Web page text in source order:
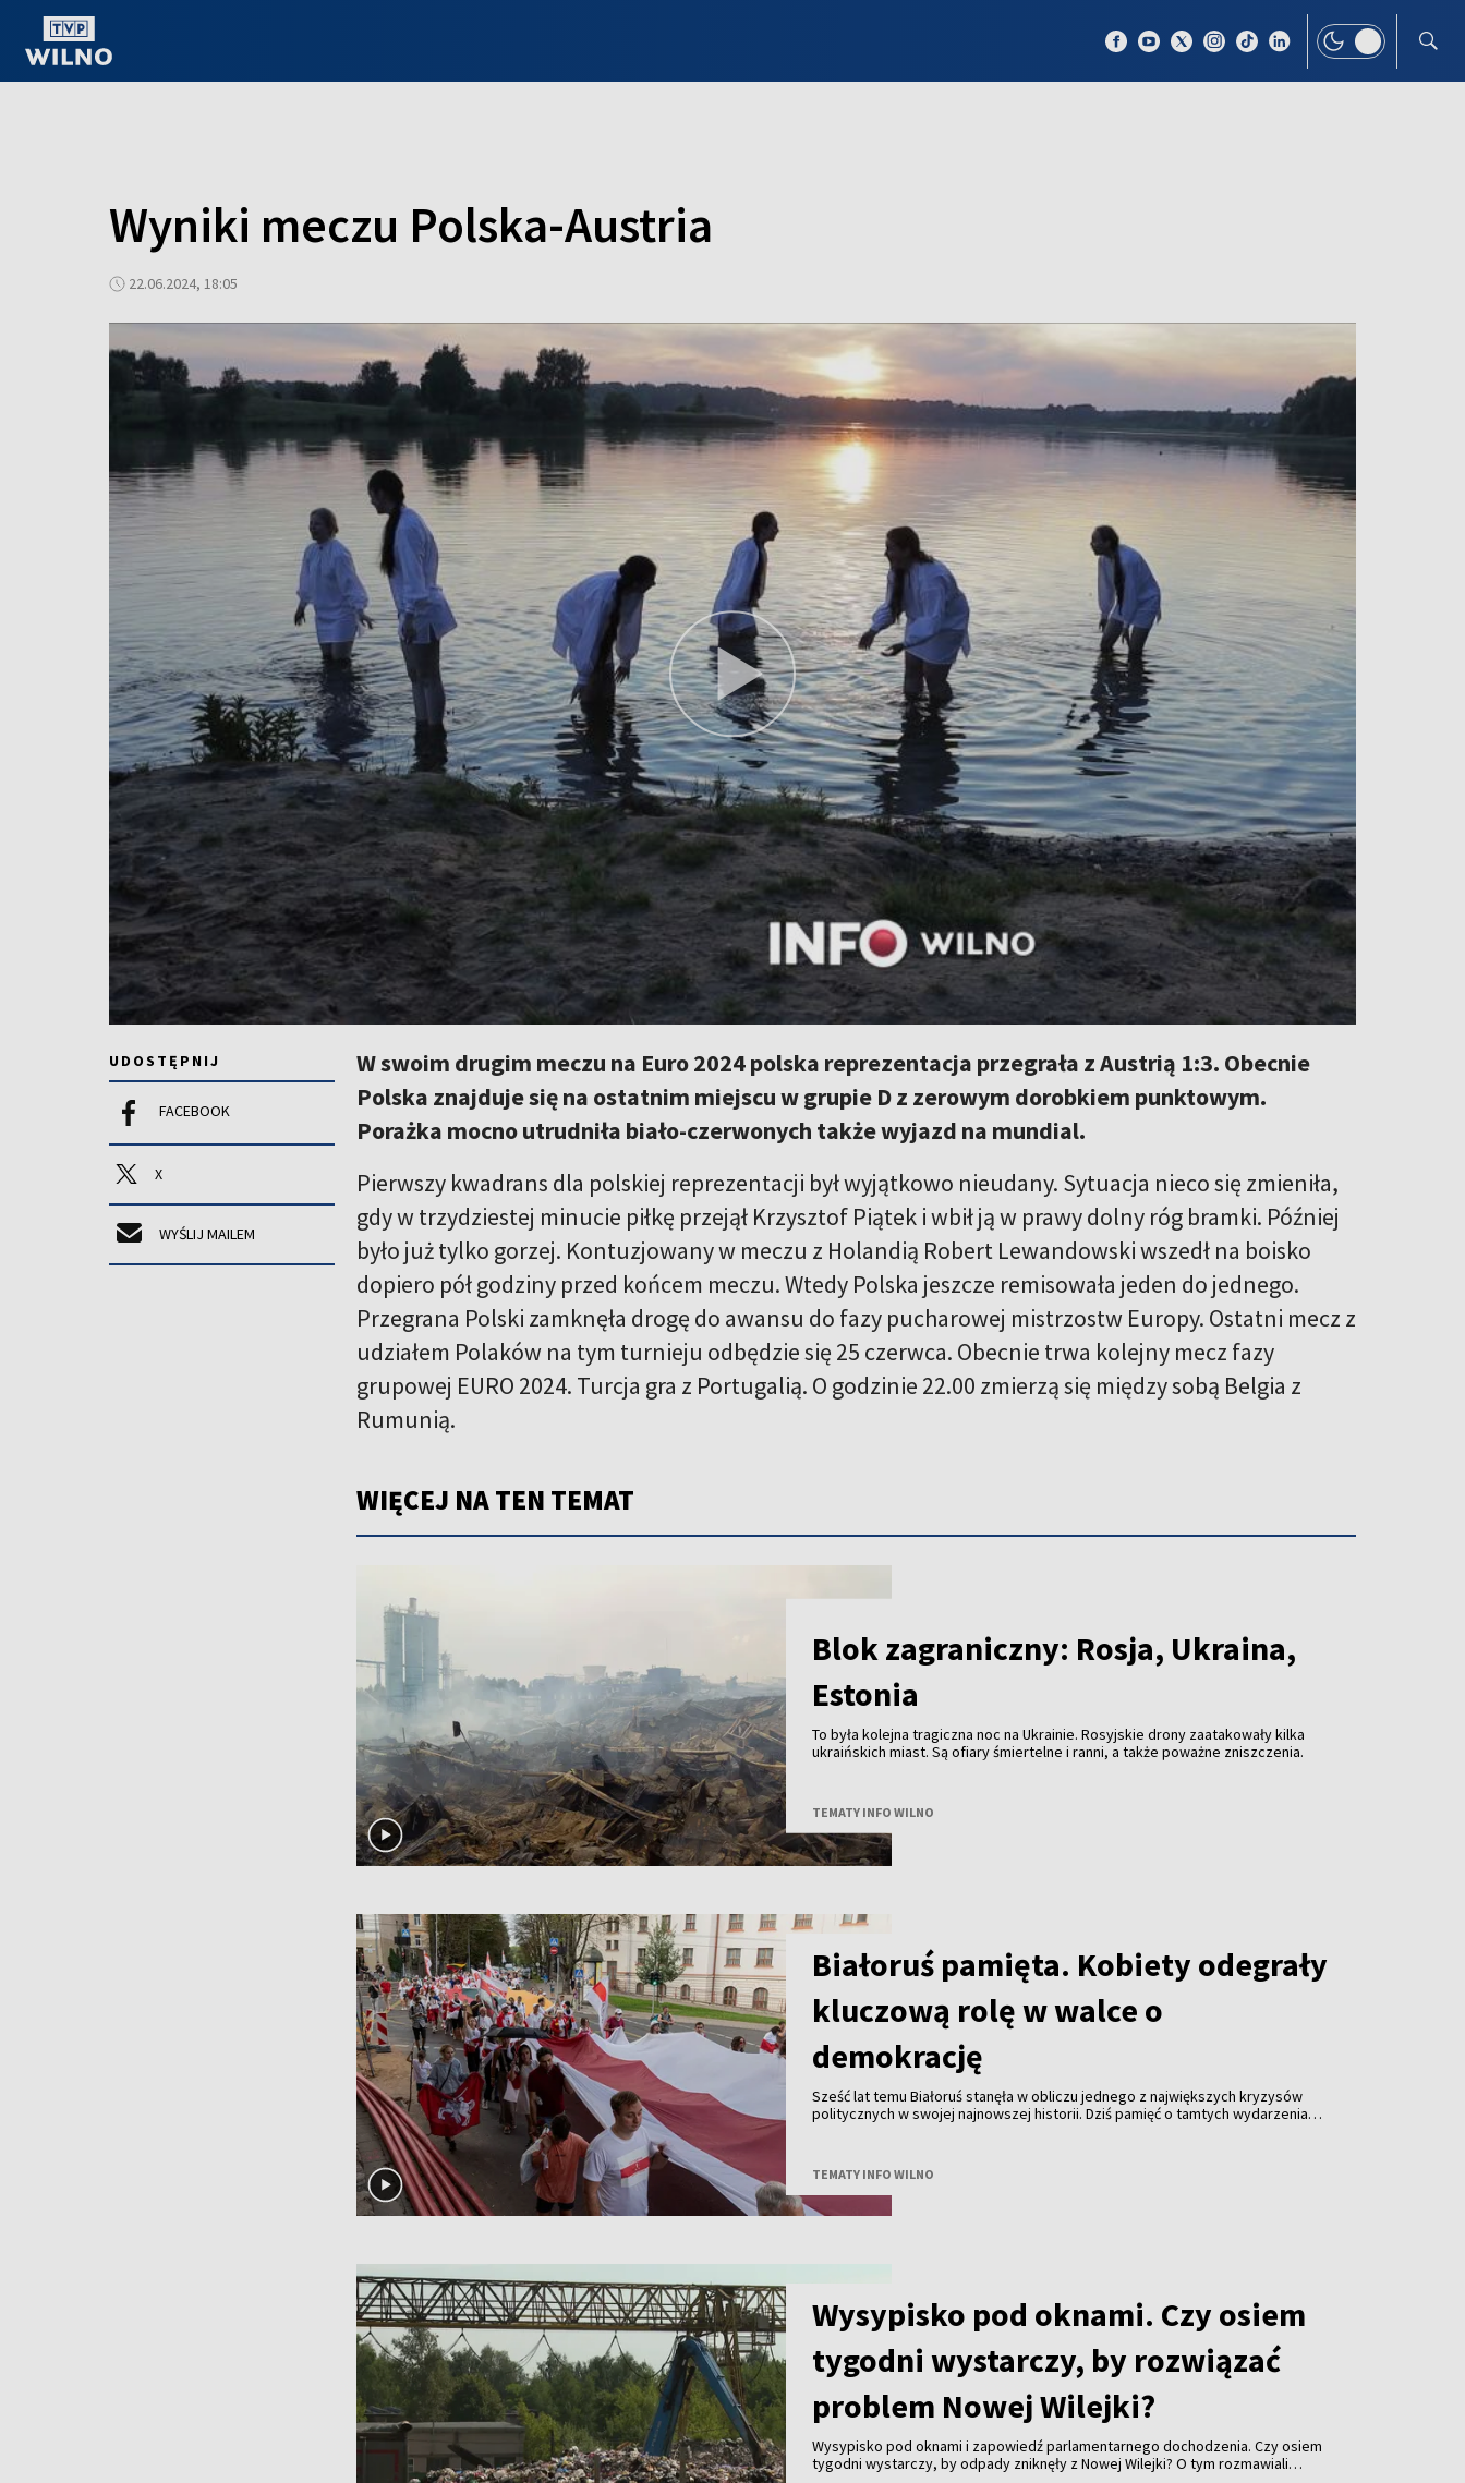
Wyniki meczu Polska-Austria
22.06.2024, 18:05
UDOSTĘPNIJ
FACEBOOK
X
WYŚLIJ MAILEM
W swoim drugim meczu na Euro 2024 polska reprezentacja przegrała z Austrią 1:3. Obecnie
Polska znajduje się na ostatnim miejscu w grupie D z zerowym dorobkiem punktowym.
Porażka mocno utrudniła biało-czerwonych także wyjazd na mundial.
Pierwszy kwadrans dla polskiej reprezentacji był wyjątkowo nieudany. Sytuacja nieco się zmieniła,
gdy w trzydziestej minucie piłkę przejął Krzysztof Piątek i wbił ją w prawy dolny róg bramki. Później
było już tylko gorzej. Kontuzjowany w meczu z Holandią Robert Lewandowski wszedł na boisko
dopiero pół godziny przed końcem meczu. Wtedy Polska jeszcze remisowała jeden do jednego.
Przegrana Polski zamknęła drogę do awansu do fazy pucharowej mistrzostw Europy. Ostatni mecz z
udziałem Polaków na tym turnieju odbędzie się 25 czerwca. Obecnie trwa kolejny mecz fazy
grupowej EURO 2024. Turcja gra z Portugalią. O godzinie 22.00 zmierzą się między sobą Belgia z
Rumunią.
WIĘCEJ NA TEN TEMAT
Blok zagraniczny: Rosja, Ukraina,
Estonia
To była kolejna tragiczna noc na Ukrainie. Rosyjskie drony zaatakowały kilka
ukraińskich miast. Są ofiary śmiertelne i ranni, a także poważne zniszczenia.
TEMATY INFO WILNO
Białoruś pamięta. Kobiety odegrały
kluczową rolę w walce o
demokrację
Sześć lat temu Białoruś stanęła w obliczu jednego z największych kryzysów
politycznych w swojej najnowszej historii. Dziś pamięć o tamtych wydarzeniach
TEMATY INFO WILNO
Wysypisko pod oknami. Czy osiem
tygodni wystarczy, by rozwiązać
problem Nowej Wilejki?
Wysypisko pod oknami i zapowiedź parlamentarnego dochodzenia. Czy osiem
tygodni wystarczy, by odpady zniknęły z Nowej Wilejki? O tym rozmawiali